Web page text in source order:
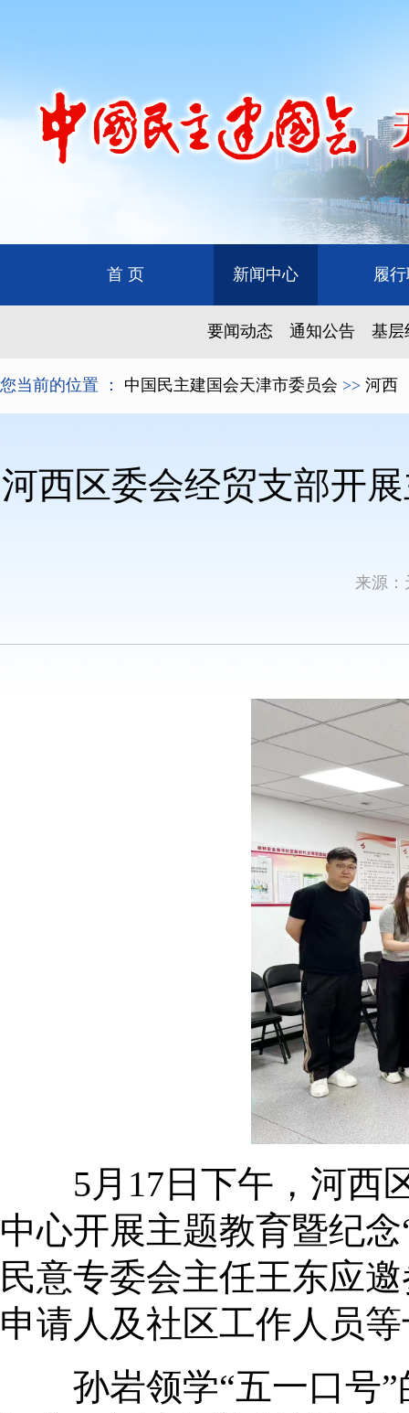
首 页 新闻中心 履
要闻动态 通知公告 基层
您当前的位置 ： 中国民主建国会天津市委员会 >> 河西
河西区委会经贸支部开
来源
5月17日下午，河西区
中心开展主题教育暨纪
民意专委会主任王东应
申请人及社区工作人员
孙岩领学“五一口号”